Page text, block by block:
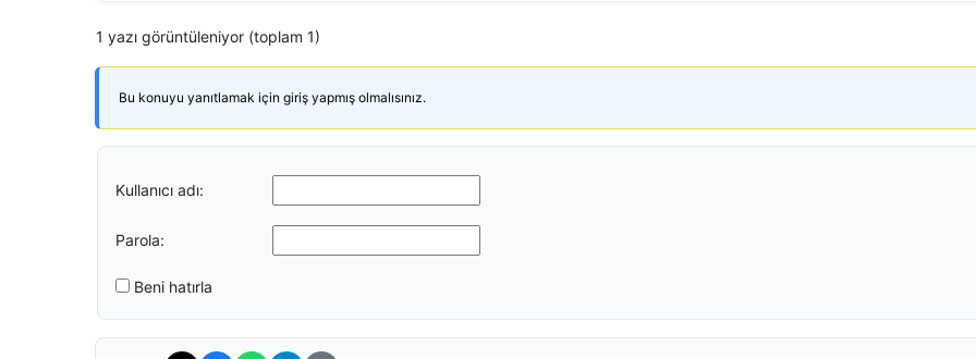
1 yazı görüntüleniyor (toplam 1)
Bu konuyu yanıtlamak için giriş yapmış olmalısınız.
Kullanıcı adı:
Parola:
Beni hatırla